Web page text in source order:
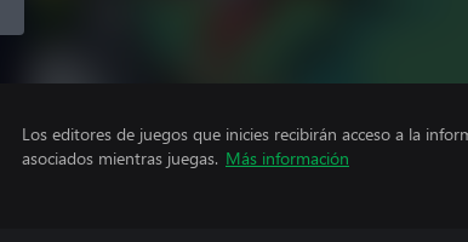
Los editores de juegos que inicies recibirán acceso a la
asociados mientras juegas. Más información